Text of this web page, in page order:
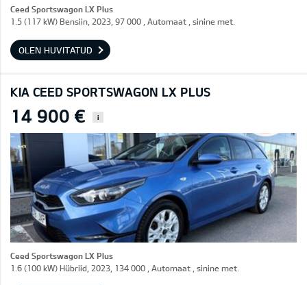
Ceed Sportswagon LX Plus
1.5 (117 kW) Bensiin, 2023, 97 000 , Automaat , sinine met.
OLEN HUVITATUD
KIA CEED SPORTSWAGON LX PLUS
14 900 € i
Ceed Sportswagon LX Plus
1.6 (100 kW) Hübriid, 2023, 134 000 , Automaat , sinine met.